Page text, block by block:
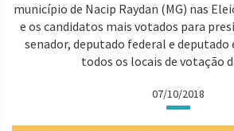
município de Nacip Raydan (MG) nas
e os candidatos mais votados para
senador, deputado federal e
todos os locais de votação
07/10/2018